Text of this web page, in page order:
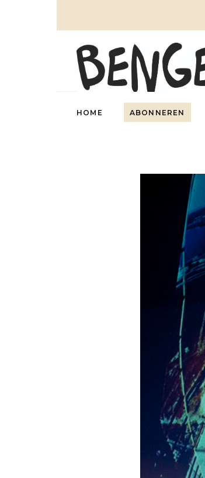
HOME ABONNEREN